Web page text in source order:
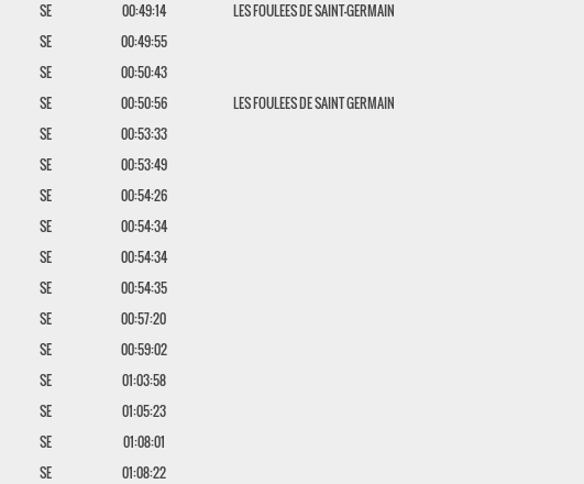
SE 00:49:14
LES FOULEES DE SAINT-GERMAIN
SE
00:49:55
SE
00:50:43
SE 00:50:56
LES FOULEES DE SAINT GERMAIN
SE
00:53:33
SE
00:53:49
SE
00:54:26
SE
00:54:34
SE
00:54:34
SE
00:54:35
SE
00:57:20
SE
00:59:02
SE
01:03:58
SE
01:05:23
SE
01:08:01
SE
01:08:22